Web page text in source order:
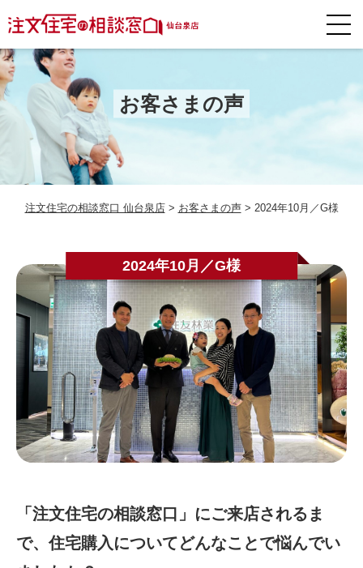
お客さまの声
注文住宅の相談窓口 仙台泉店> お客さまの声> 2024年10月／G様
2024年10月／G様
「注文住宅の相談窓口」にご来店されるま
で、住宅購入についてどんなことで悩んでい